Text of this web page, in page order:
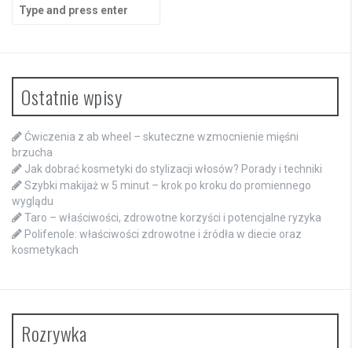
Search
for:
Ostatnie wpisy
Ćwiczenia z ab wheel – skuteczne wzmocnienie mięśni
brzucha
Jak dobrać kosmetyki do stylizacji włosów? Porady i techniki
Szybki makijaż w 5 minut – krok po kroku do promiennego
wyglądu
Taro – właściwości, zdrowotne korzyści i potencjalne ryzyka
Polifenole: właściwości zdrowotne i źródła w diecie oraz
kosmetykach
Rozrywka